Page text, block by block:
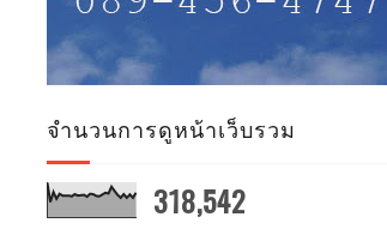
จำนวนการดูหน้าเว็บรวม
318,542